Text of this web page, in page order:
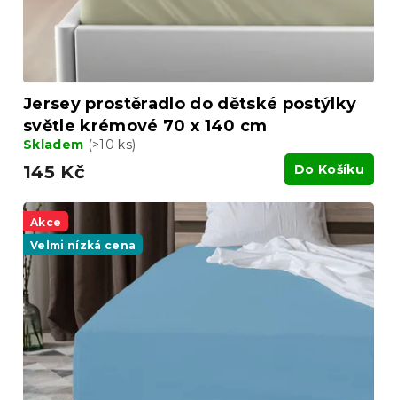
Jersey prostěradlo do dětské postýlky
světle krémové 70 x 140 cm
Skladem (>10 ks)
145 Kč Do Košíku
Akce
Velmi nízká cena